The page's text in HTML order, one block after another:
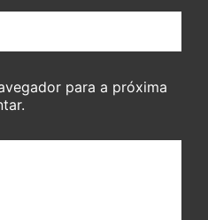
para a próxima